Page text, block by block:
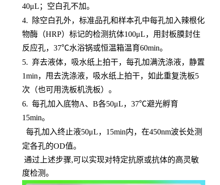
40μL；空白孔不加。
4.
除空白孔外，标准品孔和样本孔中每孔加入辣根化
物酶（HRP）标记的检测抗体100μL，用封板膜封住
反应孔，37℃水浴锅或恒温箱温育60min。
5. 弃去液体，吸水纸上拍干，每孔加满洗涤液，静置
1min，甩去洗涤液，吸水纸上拍干，如此重复洗板5
次（也可用洗板机洗板）。
6. 每孔加入底物A、B各50μL，37℃避光孵育
15min。
每孔加入终止液50μL，15min内，在450nm波长处测
定各孔的OD值。
通过上述步骤,可以实现对特定抗原或抗体的高灵敏
度检测。